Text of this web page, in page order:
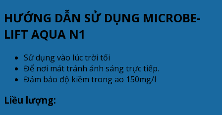
HƯỚNG DẪN SỬ DỤNG MICROBE-
LIFT AQUA N1
Sử dụng vào lúc trời tối
Để nơi mát tránh ánh sáng trực tiếp.
Đảm bảo độ kiềm trong ao 150mg/l
Liều lượng: